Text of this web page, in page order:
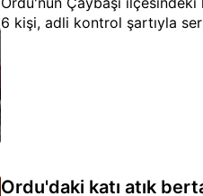
6 kişi, adli kontrol şartıyla
Ordu'daki katı atık